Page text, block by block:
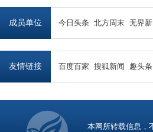
成员单位 今日头条 北方周末 无界
友情链接 百度百家 搜狐新闻 趣头条
本网所转载信息，